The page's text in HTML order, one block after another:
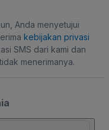
Anda menyetujui
kebijakan privasi
SMS dari kami dan
menerimanya.